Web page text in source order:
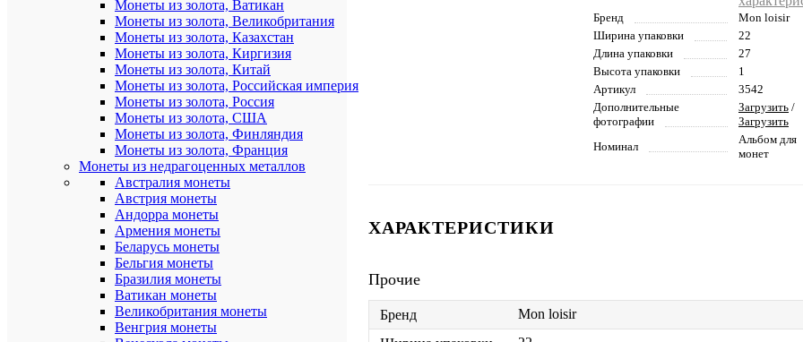
Монеты из золота, Ватикан
Монеты из золота, Великобритания
Монеты из золота, Казахстан
Монеты из золота, Киргизия
Монеты из золота, Китай
Монеты из золота, Российская империя
Монеты из золота, Россия
Монеты из золота, США
Монеты из золота, Финляндия
Монеты из золота, Франция
Монеты из недрагоценных металлов
Австралия монеты
Австрия монеты
Андорра монеты
Армения монеты
Беларусь монеты
Бельгия монеты
Бразилия монеты
Ватикан монеты
Великобритания монеты
Венгрия монеты
Бренд
Mon loisir
Ширина упаковки
22
Длина упаковки
27
Высота упаковки
1
Артикул
3542
Дополнительные
фотографии
Загрузить /
Загрузить
Номинал
Альбом для
монет
ХАРАКТЕРИСТИКИ
Прочие
Бренд
Mon loisir